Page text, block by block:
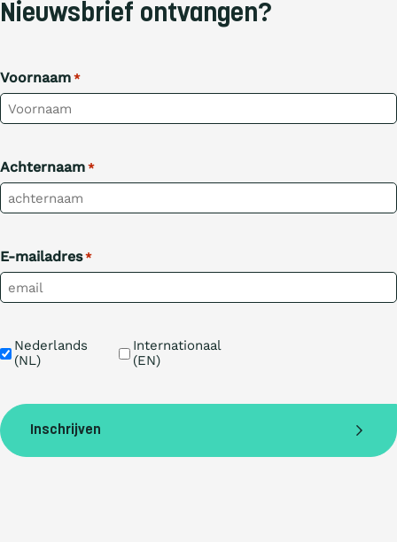
Nieuwsbrief ontvangen?
Voornaam *
Achternaam *
E-mailadres *
TaalNederlands
(NL)
Internationaal
(EN)
Inschrijven